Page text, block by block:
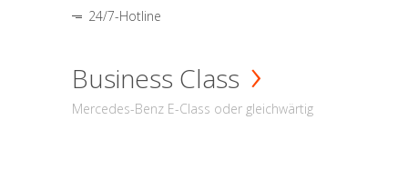
24/7-Hotline
Business Class
Mercedes-Benz E-Class oder gleichwärtig